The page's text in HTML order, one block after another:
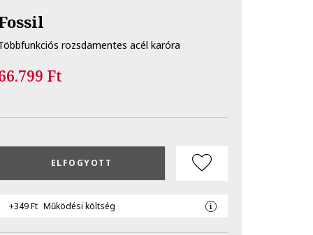
rozsdamentes acél karóra
Ft
ELFOGYOTT
+349 Ft Működési költség